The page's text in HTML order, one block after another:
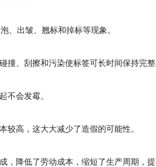
、出皱、翘标和掉标等现象。
撞、刮擦和污染使标签可长时间保持完整
不会发霉。
较高，这大大减少了造假的可能性。
，降低了劳动成本，缩短了生产周期，提